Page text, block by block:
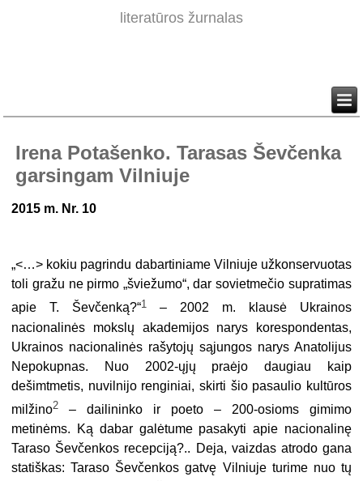
literatūros žurnalas
Irena Potašenko. Tarasas Ševčenka
garsingam Vilniuje
2015 m. Nr. 10
„<…> kokiu pagrindu dabartiniame Vilniuje užkonservuotas
toli gražu ne pirmo „šviežumo“, dar sovietmečio supratimas
apie T. Ševčenką?“1
– 2002 m. klausė Ukrainos
nacionalinės mokslų akademijos narys korespondentas,
Ukrainos nacionalinės rašytojų sąjungos narys Anatolijus
Nepokupnas. Nuo 2002-ųjų praėjo daugiau kaip
dešimtmetis, nuvilnijo renginiai, skirti šio pasaulio kultūros
milžino2 – dailininko ir poeto – 200-osioms gimimo
metinėms. Ką dabar galėtume pasakyti apie nacionalinę
Taraso Ševčenkos recepciją?.. Deja, vaizdas atrodo gana
statiškas: Taraso Ševčenkos gatvę Vilniuje turime nuo tų